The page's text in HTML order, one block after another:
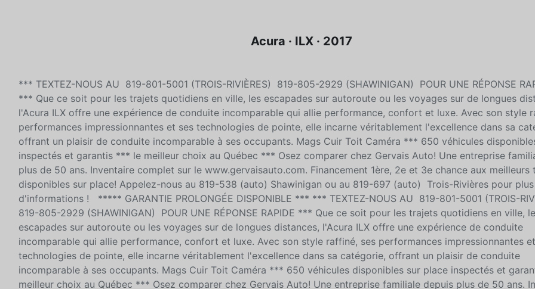
Acura · ILX · 2017
*** TEXTEZ-NOUS AU 819-801-5001 (TROIS-RIVIÈRES) 819-805-2929 (SHAWINIGAN) POUR UNE RÉPONSE
*** Que ce soit pour les trajets quotidiens en ville, les escapades sur autoroute ou les voyages sur de longues
l'Acura ILX offre une expérience de conduite incomparable qui allie performance, confort et luxe. Avec son style
performances impressionnantes et ses technologies de pointe, elle incarne véritablement l'excellence dans sa
offrant un plaisir de conduite incomparable à ses occupants. Mags Cuir Toit Caméra *** 650 véhicules
inspectés et garantis *** le meilleur choix au Québec *** Osez comparer chez Gervais Auto! Une entreprise
plus de 50 ans. Inventaire complet sur le www.gervaisauto.com. Financement 1ère, 2e et 3e chance aux meilleurs
disponibles sur place! Appelez-nous au 819-538 (auto) Shawinigan ou au 819-697 (auto) Trois-Rivières pour plus
d'informations ! ***** GARANTIE PROLONGÉE DISPONIBLE *** *** TEXTEZ-NOUS AU 819-801-5001 (TROIS-
819-805-2929 (SHAWINIGAN) POUR UNE RÉPONSE RAPIDE *** Que ce soit pour les trajets quotidiens en ville,
escapades sur autoroute ou les voyages sur de longues distances, l'Acura ILX offre une expérience de conduite
incomparable qui allie performance, confort et luxe. Avec son style raffiné, ses performances impressionnantes
technologies de pointe, elle incarne véritablement l'excellence dans sa catégorie, offrant un plaisir de conduite
incomparable à ses occupants. Mags Cuir Toit Caméra *** 650 véhicules disponibles sur place inspectés et
meilleur choix au Québec *** Osez comparer chez Gervais Auto! Une entreprise familiale depuis plus de 50 ans.